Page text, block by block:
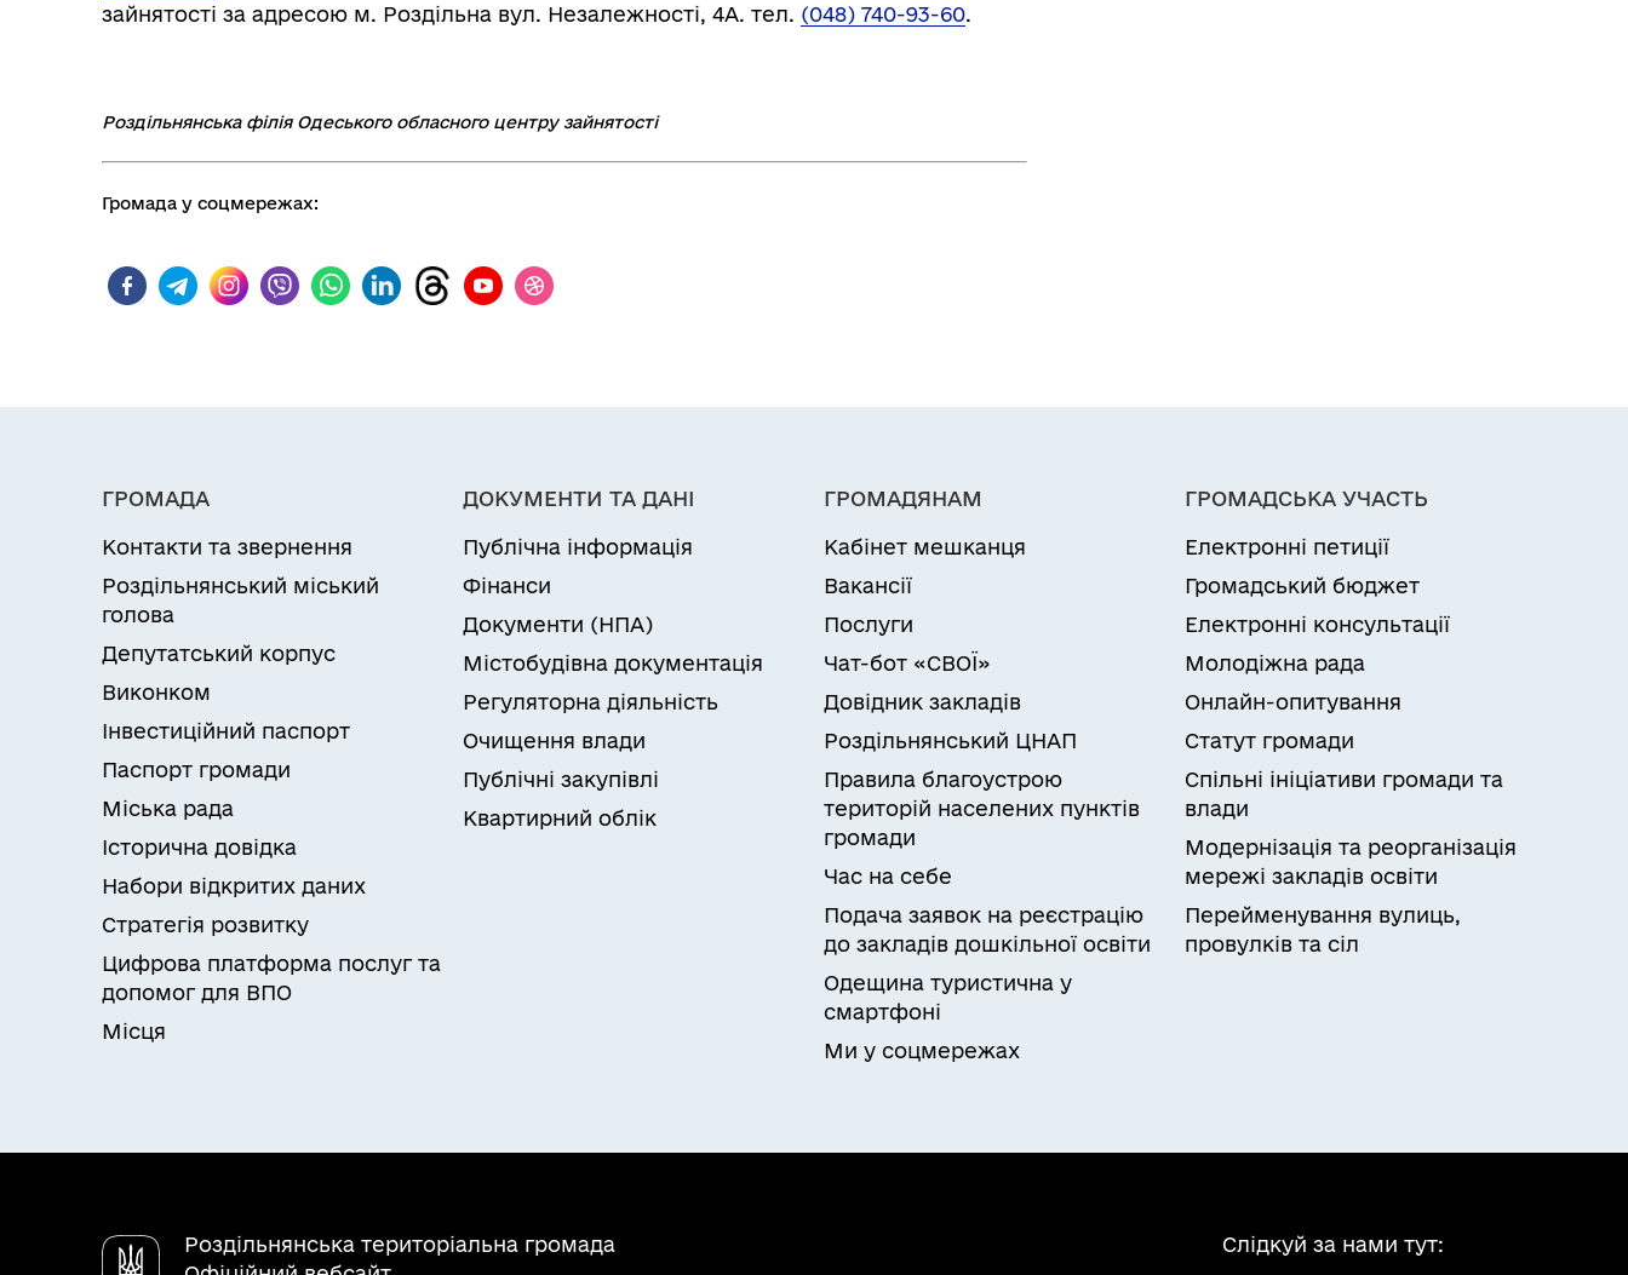
зайнятості за адресою м. Роздільна вул. Незалежності, 4А. тел. (048) 740-93-60.
Роздільнянська філія Одеського обласного центру зайнятості
Громада у соцмережах:
ГРОМАДА
Контакти та звернення
Роздільнянський міський
голова
Депутатський корпус
Виконком
Інвестиційний паспорт
Паспорт громади
Міська рада
Історична довідка
Набори відкритих даних
Стратегія розвитку
Цифрова платформа послуг та
допомог для ВПО
Місця
ДОКУМЕНТИ ТА ДАНІ
Публічна інформація
Фінанси
Документи (НПА)
Містобудівна документація
Регуляторна діяльність
Очищення влади
Публічні закупівлі
Квартирний облік
ГРОМАДЯНАМ
Кабінет мешканця
Вакансії
Послуги
Чат-бот «СВОЇ»
Довідник закладів
Роздільнянський ЦНАП
Правила благоустрою
територій населених пунктів
громади
Час на себе
Подача заявок на реєстрацію
до закладів дошкільної освіти
Одещина туристична у
смартфоні
Ми у соцмережах
ГРОМАДСЬКА УЧАСТЬ
Електронні петиції
Громадський бюджет
Електронні консультації
Молодіжна рада
Онлайн-опитування
Статут громади
Спільні ініціативи громади та
влади
Модернізація та реорганізація
мережі закладів освіти
Перейменування вулиць,
провулків та сіл
Роздільнянська територіальна громада
Слідкуй за нами тут: